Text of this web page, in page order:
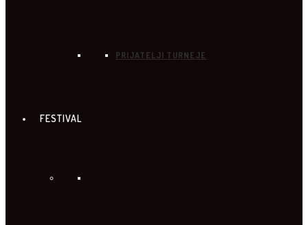
PRIJATELJI TURNEJE
FESTIVAL